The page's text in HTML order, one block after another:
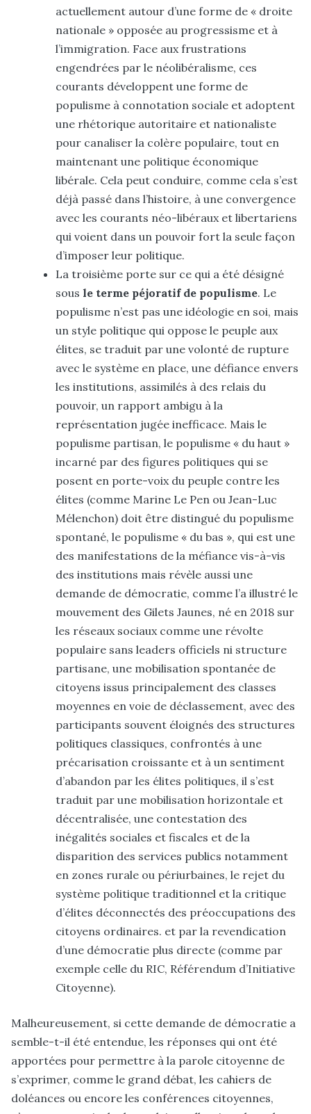
actuellement autour d’une forme de « droite
nationale » opposée au progressisme et à
l’immigration. Face aux frustrations
engendrées par le néolibéralisme, ces
courants développent une forme de
populisme à connotation sociale et adoptent
une rhétorique autoritaire et nationaliste
pour canaliser la colère populaire, tout en
maintenant une politique économique
libérale. Cela peut conduire, comme cela s’est
déjà passé dans l’histoire, à une convergence
avec les courants néo-libéraux et libertariens
qui voient dans un pouvoir fort la seule façon
d’imposer leur politique.
La troisième porte sur ce qui a été désigné
sous le terme péjoratif de populisme. Le
populisme n’est pas une idéologie en soi, mais
un style politique qui oppose le peuple aux
élites, se traduit par une volonté de rupture
avec le système en place, une défiance envers
les institutions, assimilés à des relais du
pouvoir, un rapport ambigu à la
représentation jugée inefficace. Mais le
populisme partisan, le populisme « du haut »
incarné par des figures politiques qui se
posent en porte-voix du peuple contre les
élites (comme Marine Le Pen ou Jean-Luc
Mélenchon) doit être distingué du populisme
spontané, le populisme « du bas », qui est une
des manifestations de la méfiance vis-à-vis
des institutions mais révèle aussi une
demande de démocratie, comme l’a illustré le
mouvement des Gilets Jaunes, né en 2018 sur
les réseaux sociaux comme une révolte
populaire sans leaders officiels ni structure
partisane, une mobilisation spontanée de
citoyens issus principalement des classes
moyennes en voie de déclassement, avec des
participants souvent éloignés des structures
politiques classiques, confrontés à une
précarisation croissante et à un sentiment
d’abandon par les élites politiques, il s’est
traduit par une mobilisation horizontale et
décentralisée, une contestation des
inégalités sociales et fiscales et de la
disparition des services publics notamment
en zones rurale ou périurbaines, le rejet du
système politique traditionnel et la critique
d’élites déconnectés des préoccupations des
citoyens ordinaires. et par la revendication
d’une démocratie plus directe (comme par
exemple celle du RIC, Référendum d’Initiative
Citoyenne).
Malheureusement, si cette demande de démocratie a
semble-t-il été entendue, les réponses qui ont été
apportées pour permettre à la parole citoyenne de
s’exprimer, comme le grand débat, les cahiers de
doléances ou encore les conférences citoyennes,